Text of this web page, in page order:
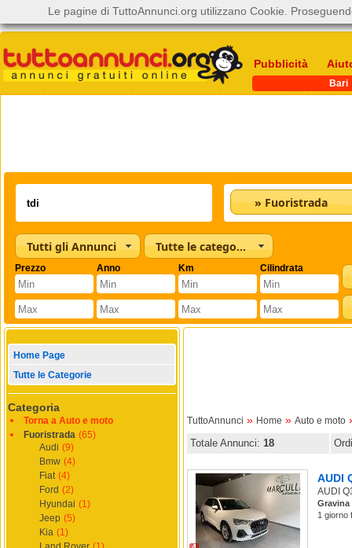
Pubblicità
Bari
» Fuoristrada
Tutti gli Annunci Tutte le categorie
Prezzo Anno Km Cilindrata
Home Page
Tutte le Categorie
Categoria
Torna a Auto e moto
Fuoristrada (65)
Audi (9)
Bmw (4)
Fiat (4)
Ford (2)
Hyundai (1)
Jeep (5)
Kia (1)
TuttoAnnunci » Home » Auto e moto
Totale Annunci: 18
AUDI
AUDI
Gravina
1 giorno
Le pagine di TuttoAnnunci.org utilizzano Cookie.